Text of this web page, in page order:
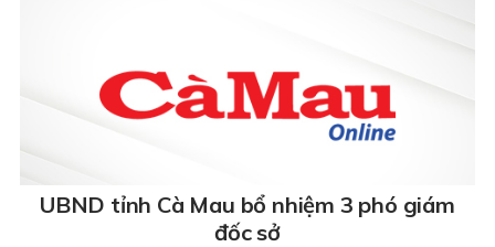
UBND tỉnh Cà Mau bổ nhiệm 3 phó giám
đốc sở